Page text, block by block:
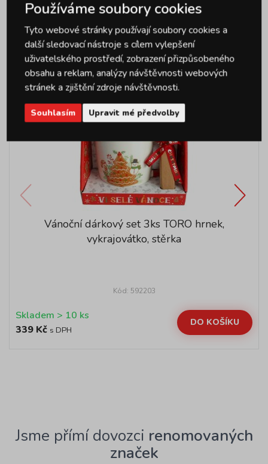
Podobné produkty
Vánoční dárkový set 3ks TORO hrnek,
vykrajovátko, stěrka
Kód: 592203
Skladem > 10 ks
339 Kč s DPH
DO KOŠÍKU
Jsme přímí dovozci renomovaných
značek
Používáme soubory cookies
Tyto webové stránky používají soubory cookies a
další sledovací nástroje s cílem vylepšení
uživatelského prostředí, zobrazení přizpůsobeného
obsahu a reklam, analýzy návštěvnosti webových
stránek a zjištění zdroje návštěvnosti.
Souhlasím Upravit mé předvolby